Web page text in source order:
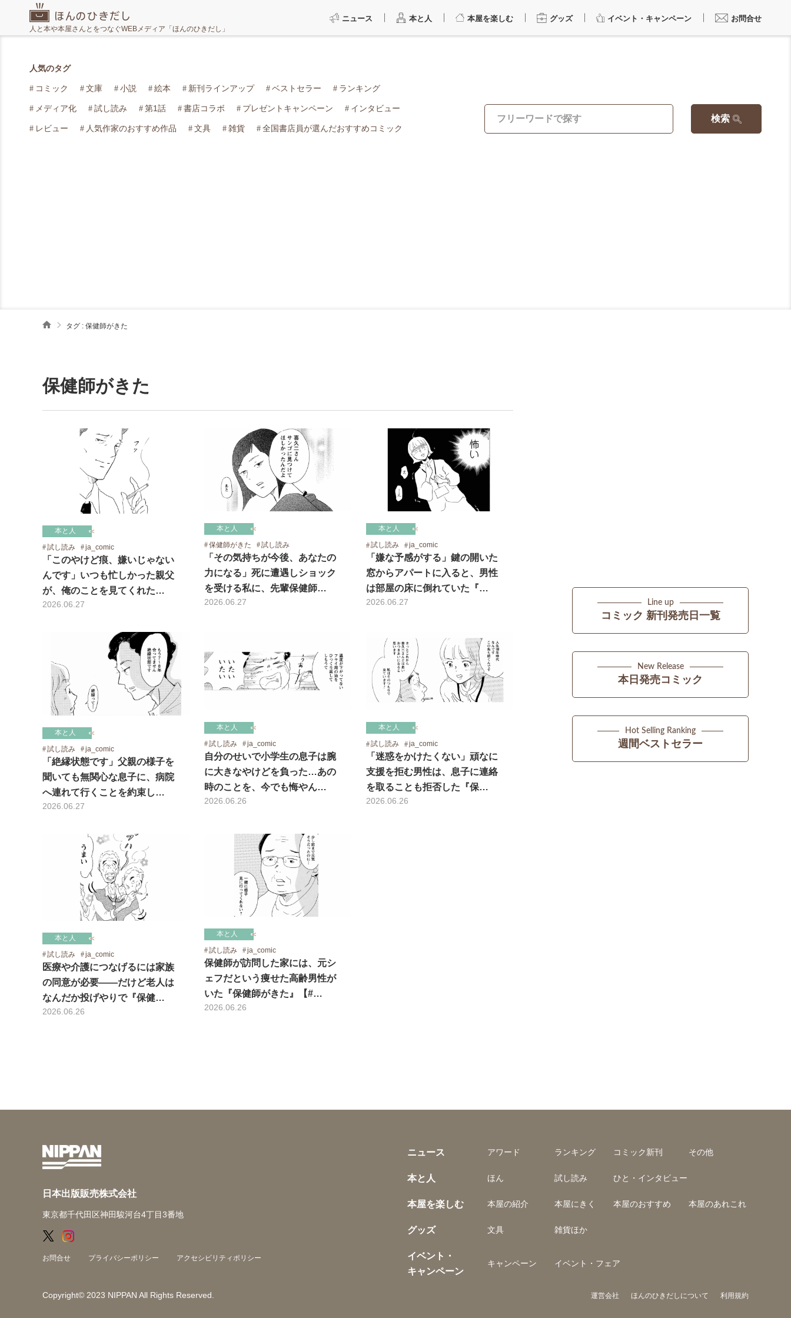
人と本や本屋さんとをつなぐWEBメディア「ほんのひきだし」
ニュース 本と人 本屋を楽しむ グッズ イベント・キャンペーン お問合せ
人気のタグ
コミック 文庫 小説 絵本 新刊ラインアップ ベストセラー ランキング
メディア化 試し読み 第1話 書店コラボ プレゼントキャンペーン インタビュー
レビュー 人気作家のおすすめ作品 文具 雑貨 全国書店員が選んだおすすめコミック
検索
タグ : 保健師がきた
保健師がきた
本と人
試し読み
ja_comic
「このやけど痕、嫌いじゃない
んです」いつも忙しかった親父
が、俺のことを見てくれた…
2026.06.27
本と人
保健師がきた
試し読み
「その気持ちが今後、あなたの
力になる」死に遭遇しショック
を受ける私に、先輩保健師…
2026.06.27
本と人
試し読み
ja_comic
「嫌な予感がする」鍵の開いた
窓からアパートに入ると、男性
は部屋の床に倒れていた『…
2026.06.27
本と人
試し読み
ja_comic
「絶縁状態です」父親の様子を
聞いても無関心な息子に、病院
へ連れて行くことを約束し…
2026.06.27
本と人
試し読み
ja_comic
自分のせいで小学生の息子は腕
に大きなやけどを負った…あの
時のことを、今でも悔やん…
2026.06.26
本と人
試し読み
ja_comic
「迷惑をかけたくない」頑なに
支援を拒む男性は、息子に連絡
を取ることも拒否した『保…
2026.06.26
本と人
試し読み
ja_comic
医療や介護につなげるには家族
の同意が必要――だけど老人は
なんだか投げやりで『保健…
2026.06.26
本と人
試し読み
ja_comic
保健師が訪問した家には、元シ
ェフだという痩せた高齢男性が
いた『保健師がきた』【#…
2026.06.26
Line up
コミック 新刊発売日一覧
New Release
本日発売コミック
Hot Selling Ranking
週間ベストセラー
日本出版販売株式会社
東京都千代田区神田駿河台4丁目3番地
お問合せ プライバシーポリシー アクセシビリティポリシー
ニュース アワード ランキング コミック新刊 その他
本と人 ほん 試し読み ひと・インタビュー
本屋を楽しむ 本屋の紹介 本屋にきく 本屋のおすすめ 本屋のあれこれ
グッズ 文具 雑貨ほか
イベント・
キャンペーン
キャンペーン イベント・フェア
Copyright© 2023 NIPPAN All Rights Reserved. 運営会社 ほんのひきだしについて 利用規約